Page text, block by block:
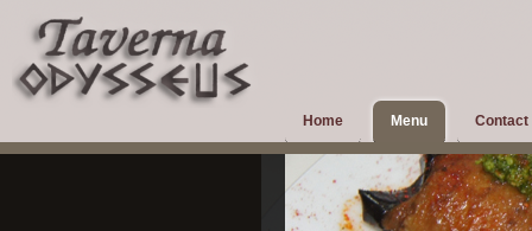
Home Menu Contact